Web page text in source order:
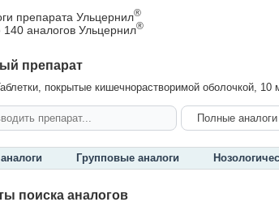
препарата Ульцернил®
140 аналогов Ульцернил®
препарат
покрытые кишечнорастворимой оболочкой, 10
Групповые аналоги
поиска аналогов